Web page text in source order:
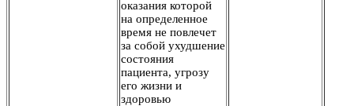
оказания которой
на определенное
время не повлечет
за собой ухудшение
состояния
пациента, угрозу
его жизни и
здоровью